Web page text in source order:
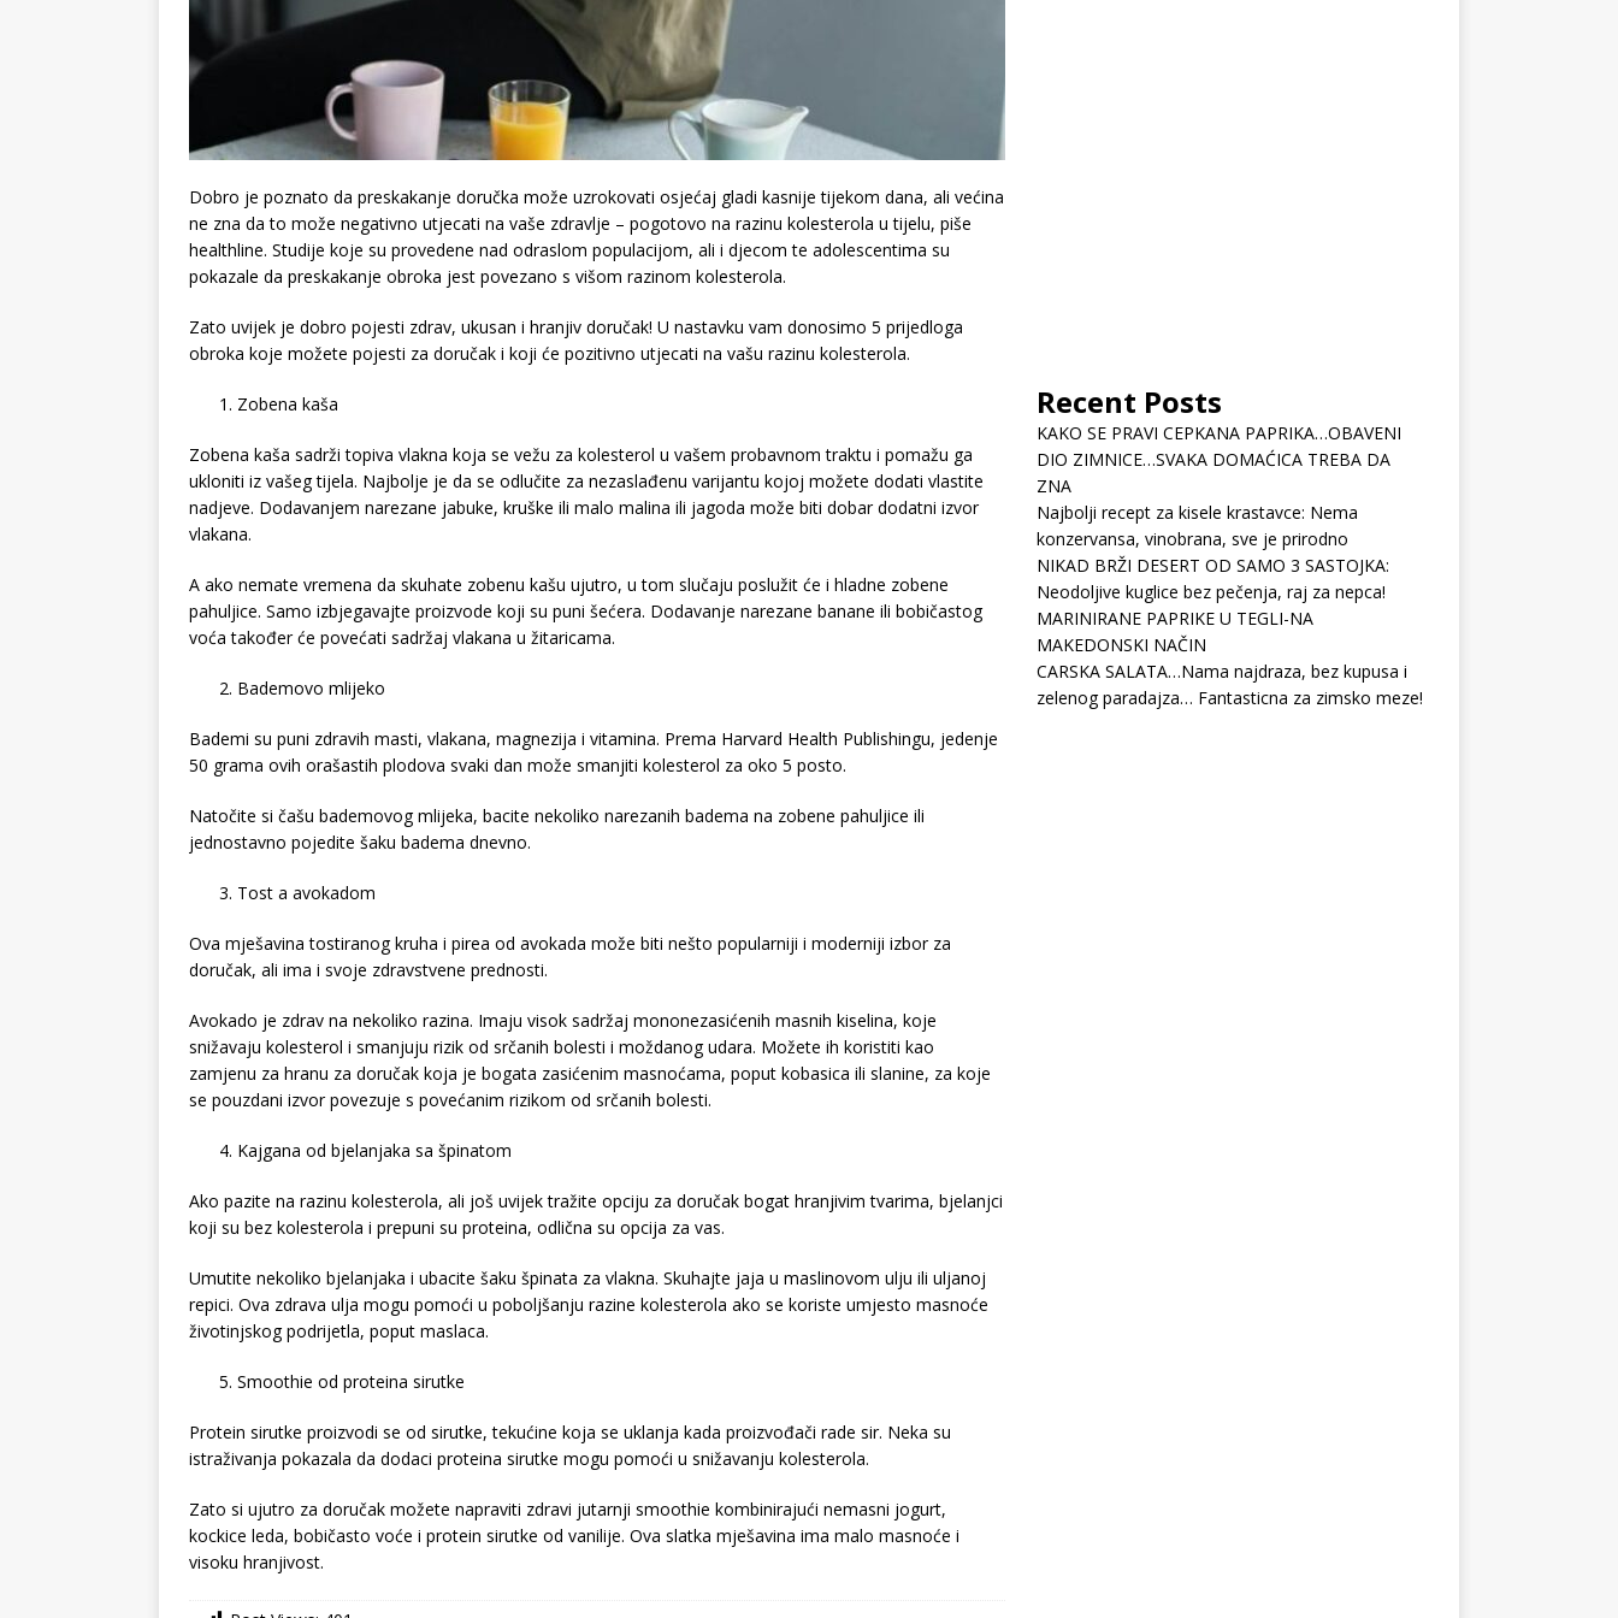
Dobro je poznato da preskakanje doručka može uzrokovati osjećaj gladi kasnije tijekom dana, ali većina
ne zna da to može negativno utjecati na vaše zdravlje – pogotovo na razinu kolesterola u tijelu, piše
healthline. Studije koje su provedene nad odraslom populacijom, ali i djecom te adolescentima su
pokazale da preskakanje obroka jest povezano s višom razinom kolesterola.
Zato uvijek je dobro pojesti zdrav, ukusan i hranjiv doručak! U nastavku vam donosimo 5 prijedloga
obroka koje možete pojesti za doručak i koji će pozitivno utjecati na vašu razinu kolesterola.
Zobena kaša
Zobena kaša sadrži topiva vlakna koja se vežu za kolesterol u vašem probavnom traktu i pomažu ga
ukloniti iz vašeg tijela. Najbolje je da se odlučite za nezaslađenu varijantu kojoj možete dodati vlastite
nadjeve. Dodavanjem narezane jabuke, kruške ili malo malina ili jagoda može biti dobar dodatni izvor
vlakana.
A ako nemate vremena da skuhate zobenu kašu ujutro, u tom slučaju poslužit će i hladne zobene
pahuljice. Samo izbjegavajte proizvode koji su puni šećera. Dodavanje narezane banane ili bobičastog
voća također će povećati sadržaj vlakana u žitaricama.
Bademovo mlijeko
Bademi su puni zdravih masti, vlakana, magnezija i vitamina. Prema Harvard Health Publishingu, jedenje
50 grama ovih orašastih plodova svaki dan može smanjiti kolesterol za oko 5 posto.
Natočite si čašu bademovog mlijeka, bacite nekoliko narezanih badema na zobene pahuljice ili
jednostavno pojedite šaku badema dnevno.
Tost a avokadom
Ova mješavina tostiranog kruha i pirea od avokada može biti nešto popularniji i moderniji izbor za
doručak, ali ima i svoje zdravstvene prednosti.
Avokado je zdrav na nekoliko razina. Imaju visok sadržaj mononezasićenih masnih kiselina, koje
snižavaju kolesterol i smanjuju rizik od srčanih bolesti i moždanog udara. Možete ih koristiti kao
zamjenu za hranu za doručak koja je bogata zasićenim masnoćama, poput kobasica ili slanine, za koje
se pouzdani izvor povezuje s povećanim rizikom od srčanih bolesti.
Kajgana od bjelanjaka sa špinatom
Ako pazite na razinu kolesterola, ali još uvijek tražite opciju za doručak bogat hranjivim tvarima, bjelanjci
koji su bez kolesterola i prepuni su proteina, odlična su opcija za vas.
Umutite nekoliko bjelanjaka i ubacite šaku špinata za vlakna. Skuhajte jaja u maslinovom ulju ili uljanoj
repici. Ova zdrava ulja mogu pomoći u poboljšanju razine kolesterola ako se koriste umjesto masnoće
životinjskog podrijetla, poput maslaca.
Smoothie od proteina sirutke
Protein sirutke proizvodi se od sirutke, tekućine koja se uklanja kada proizvođači rade sir. Neka su
istraživanja pokazala da dodaci proteina sirutke mogu pomoći u snižavanju kolesterola.
Zato si ujutro za doručak možete napraviti zdravi jutarnji smoothie kombinirajući nemasni jogurt,
kockice leda, bobičasto voće i protein sirutke od vanilije. Ova slatka mješavina ima malo masnoće i
visoku hranjivost.
Recent Posts
KAKO SE PRAVI CEPKANA PAPRIKA…OBAVENI
DIO ZIMNICE…SVAKA DOMAĆICA TREBA DA
ZNA
Najbolji recept za kisele krastavce: Nema
konzervansa, vinobrana, sve je prirodno
NIKAD BRŽI DESERT OD SAMO 3 SASTOJKA:
Neodoljive kuglice bez pečenja, raj za nepca!
MARINIRANE PAPRIKE U TEGLI-NA
MAKEDONSKI NAČIN
CARSKA SALATA…Nama najdraza, bez kupusa i
zelenog paradajza… Fantasticna za zimsko meze!